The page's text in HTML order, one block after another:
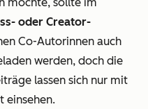
oder Creator-
Co-Autorinnen auch
werden, doch die
lassen sich nur mit
einsehen.